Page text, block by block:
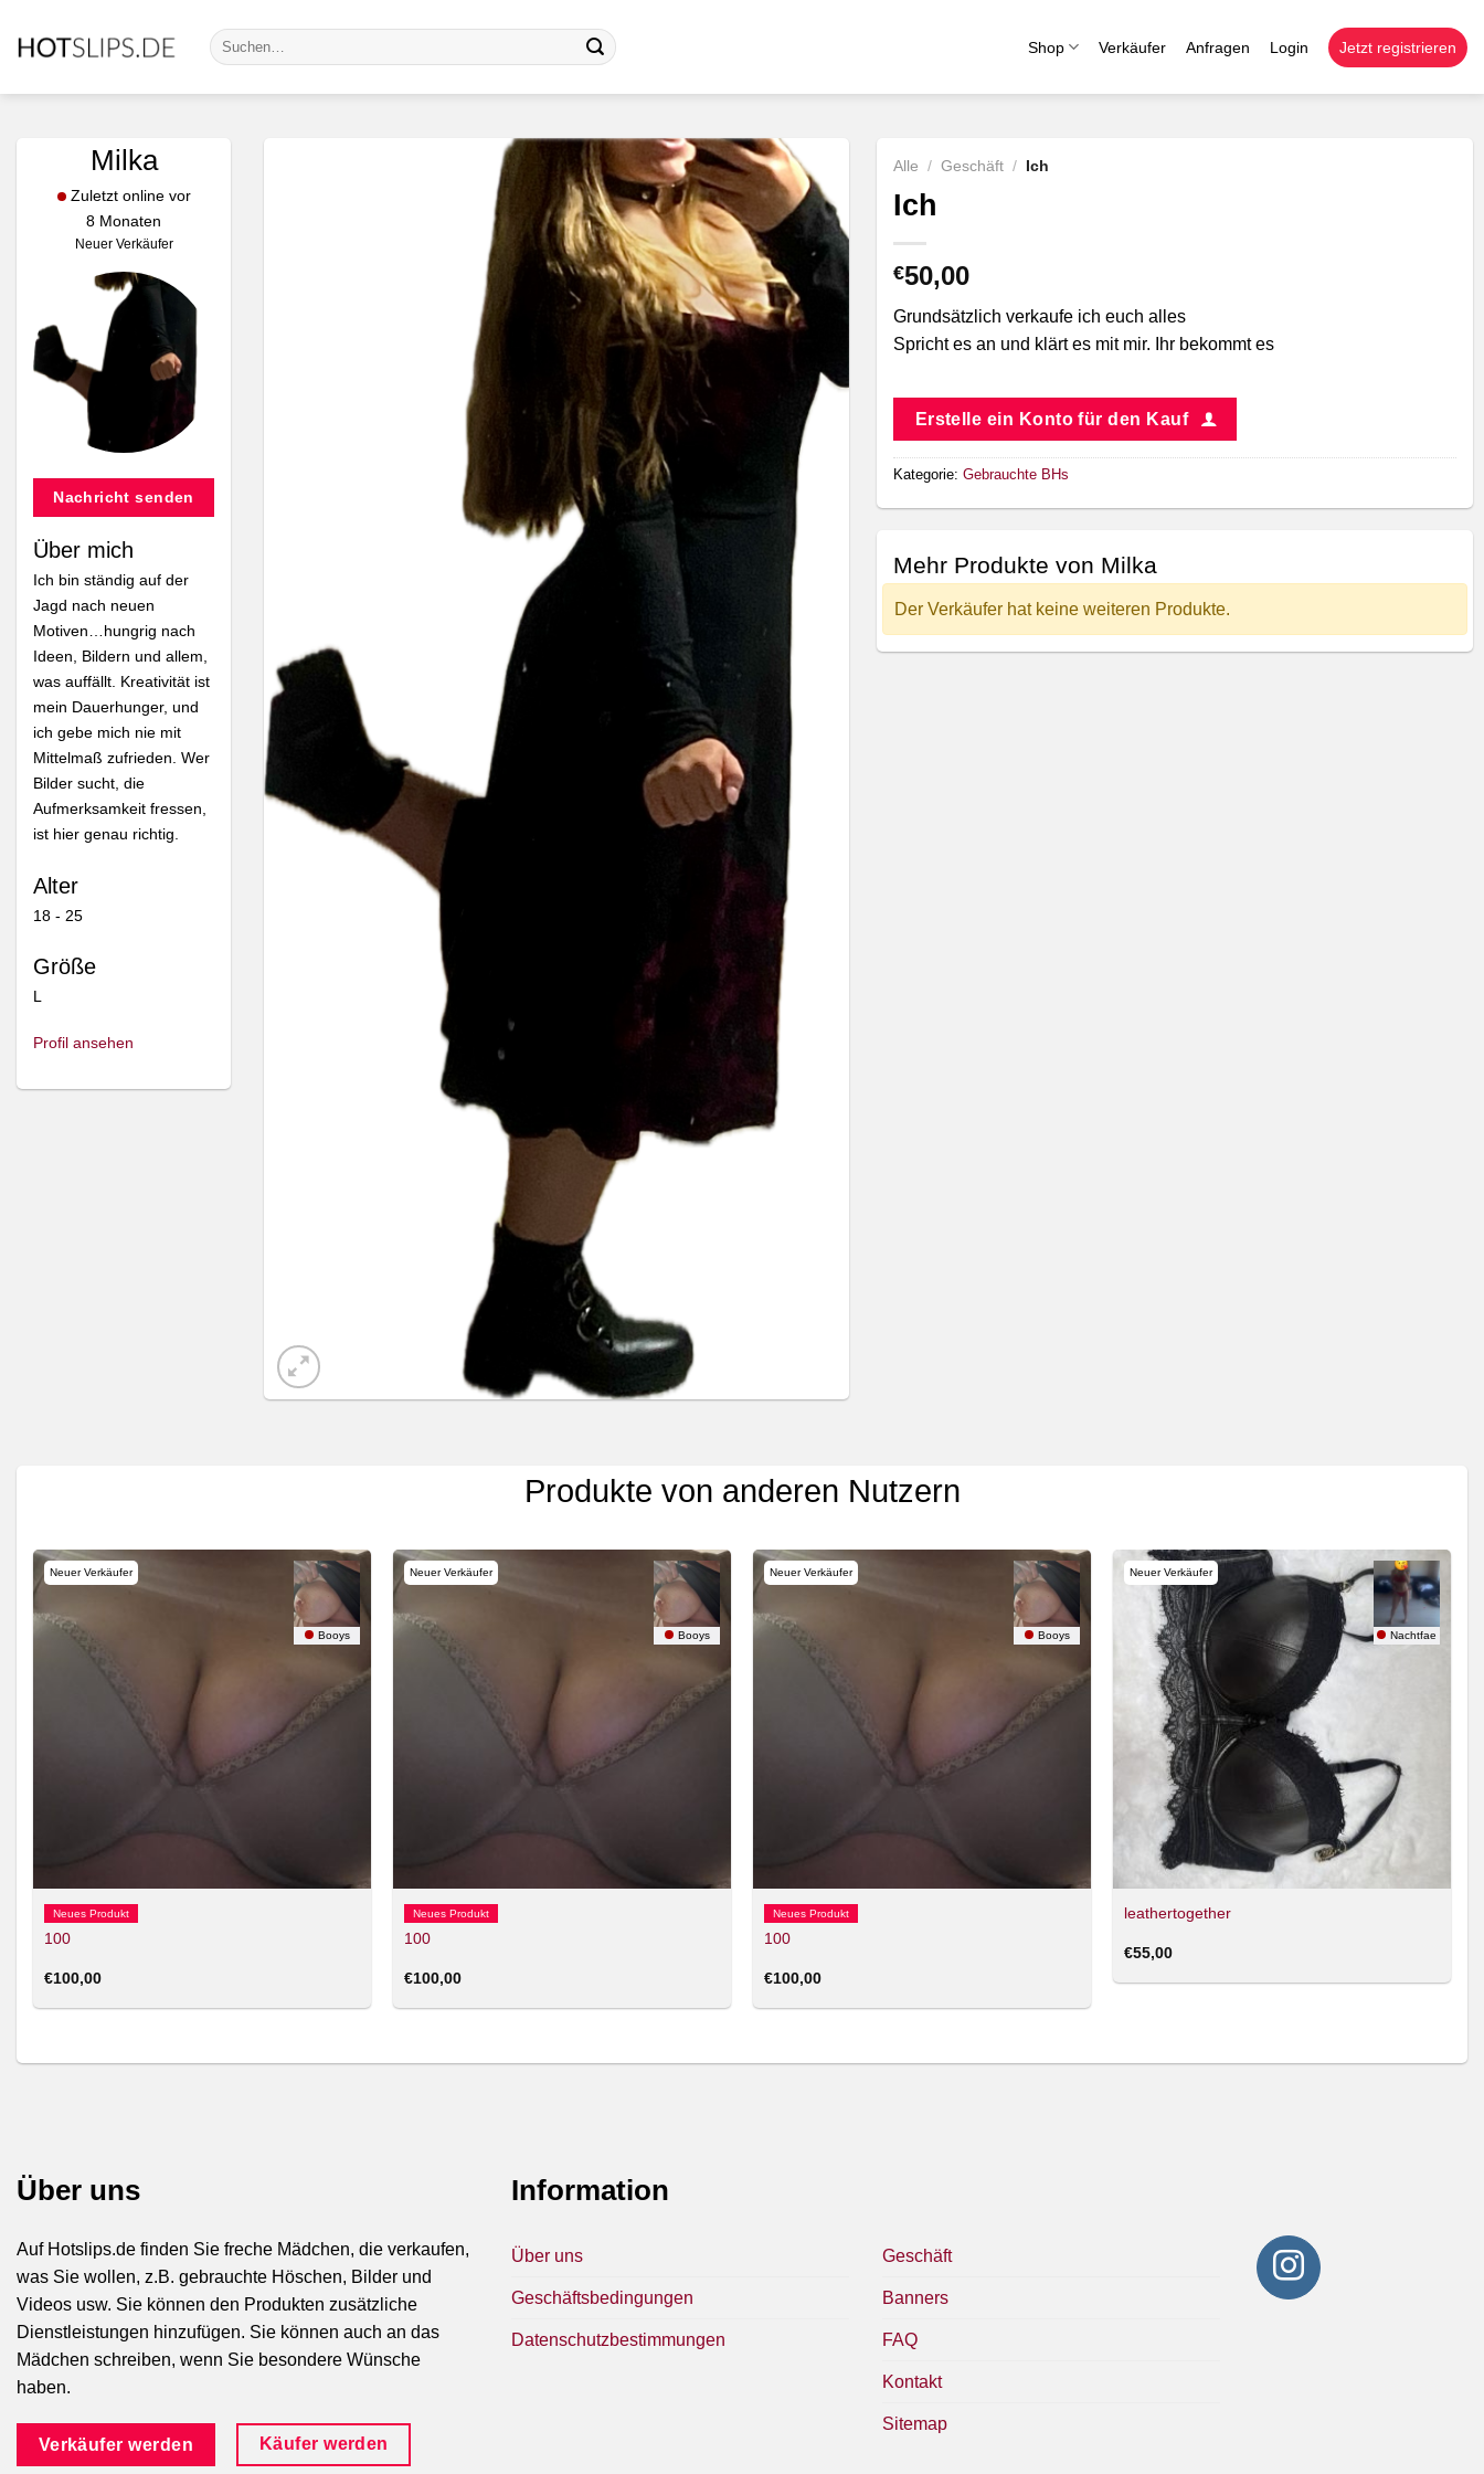
Inhalt
Suche
nach:
Shop Verkäufer Anfragen Login Jetzt registrieren
Milka
Zuletzt online vor
8 Monaten
Neuer Verkäufer
Nachricht senden
Über mich
Ich bin ständig auf der
Jagd nach neuen
Motiven…hungrig nach
Ideen, Bildern und allem,
was auffällt. Kreativität ist
mein Dauerhunger, und
ich gebe mich nie mit
Mittelmaß zufrieden. Wer
Bilder sucht, die
Aufmerksamkeit fressen,
ist hier genau richtig.
Alter
18 - 25
Größe
L
Profil ansehen
Alle / Geschäft / Ich
Ich
€50,00
Grundsätzlich verkaufe ich euch alles
Spricht es an und klärt es mit mir. Ihr bekommt es
Erstelle ein Konto für den Kauf
Kategorie: Gebrauchte BHs
Mehr Produkte von Milka
Der Verkäufer hat keine weiteren Produkte.
Produkte von anderen Nutzern
Neuer Verkäufer
Booys
Neues Produkt
100
€100,00
Neuer Verkäufer
Booys
Neues Produkt
100
€100,00
Neuer Verkäufer
Booys
Neues Produkt
100
€100,00
Neuer Verkäufer
Nachtfae
leathertogether
€55,00
Über uns
Auf Hotslips.de finden Sie freche Mädchen, die verkaufen,
was Sie wollen, z.B. gebrauchte Höschen, Bilder und
Videos usw. Sie können den Produkten zusätzliche
Dienstleistungen hinzufügen. Sie können auch an das
Mädchen schreiben, wenn Sie besondere Wünsche
haben.
Verkäufer werden Käufer werden
Information
Über uns
Geschäftsbedingungen
Datenschutzbestimmungen
Geschäft
Banners
FAQ
Kontakt
Sitemap